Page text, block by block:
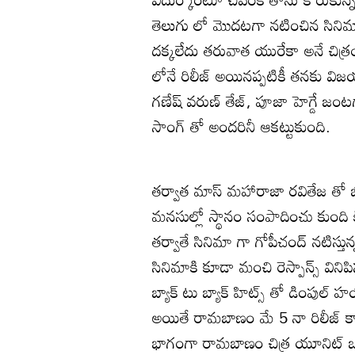
తెలుగు లో మొదటగా నటించిన
దక్కలేదు తరువాత యురేకా అనే
లోనే రిలీజ్ అయినప్పటికీ తనకు
గణేష్ వరుణ్ తేజ్, పూజా హెగ్డే
సాంగ్ తో అందరినీ ఆకట్టుకుంది.
తర్వాత మాస్ మహారాజా రవితేజ తో
మనసుల్లో స్థానం సంపాదించు
తర్వాతే సినిమా గా గోపీచంద్
సినిమాకి కూడా మంచి రెస్పాన్స్
బ్యాక్ టు బ్యాక్ హిట్స్ తో డింపుల్
అయితే రామబాణం మే 5 నా రిలీజ్
భాగంగా రామబాణం చిత్ర యూనిట్